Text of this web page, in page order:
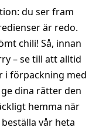
du ser fram
är redo.
chili! Så, innan
– se till att alltid
i förpackning med
dina rätter den
hemma när
vår heta